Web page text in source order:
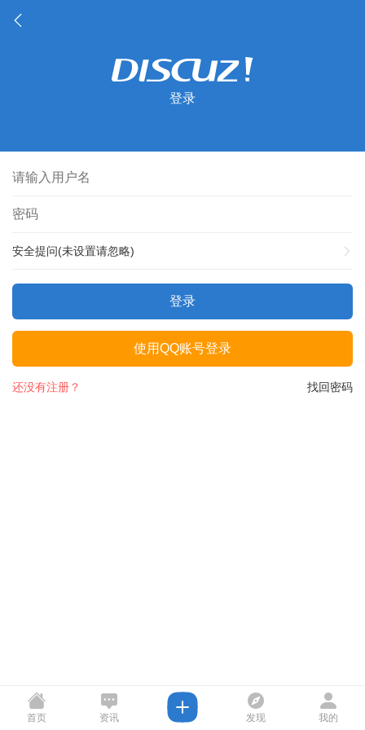
登录
安全提问(未设置请忽略)
登录
使用QQ账号登录
找回密码
还没有注册？
首页 资讯 发现 我的